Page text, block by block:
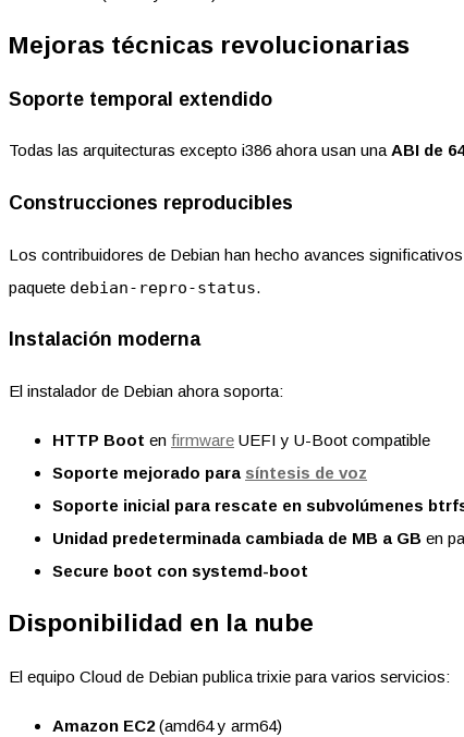
Mejoras técnicas revolucionarias
Soporte temporal extendido
Todas las arquitecturas excepto i386 ahora usan unaABI de
Construcciones reproducibles
Los contribuidores de Debian han hecho avances
paquete debian-repro-status.
Instalación moderna
El instalador de Debian ahora soporta:
HTTP Boot en firmware UEFI y U-Boot compatible
Soporte mejorado para síntesis de voz
Soporte inicial para rescate en subvolúmenes
Unidad predeterminada cambiada de MB a GB en
Secure boot con systemd-boot
Disponibilidad en la nube
El equipo Cloud de Debian publica trixie para varios servicios:
Amazon EC2 (amd64 y arm64)